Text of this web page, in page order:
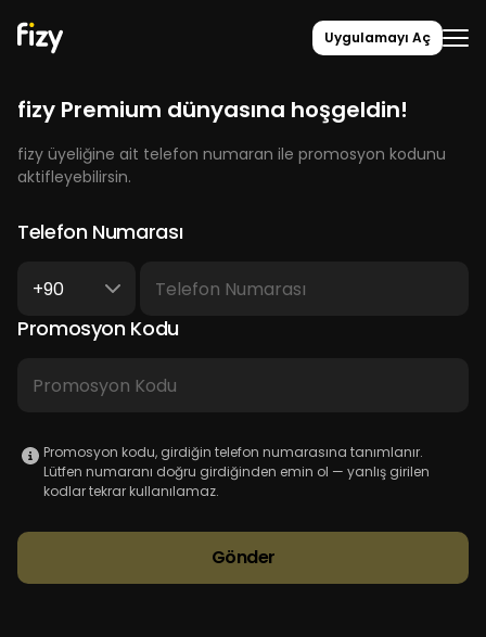
Uygulamayı Aç
fizy Premium dünyasına hoşgeldin!
fizy üyeliğine ait telefon numaran ile promosyon kodunu
aktifleyebilirsin.
Telefon Numarası
+90
Promosyon Kodu
Promosyon kodu, girdiğin telefon numarasına tanımlanır.
Lütfen numaranı doğru girdiğinden emin ol — yanlış girilen
kodlar tekrar kullanılamaz.
Gönder